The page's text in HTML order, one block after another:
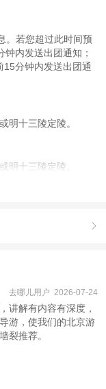
。若您超过此时间预
内发送出团通知；
分钟内发送出团通
明十三陵定陵。
明十三陵定陵。

读
旅程顺利圆满完成，
阅读并切实遵守。
去哪儿用户 2026-07-24
讲解有内容有深度，
游，使我们的北京游
裂推荐。